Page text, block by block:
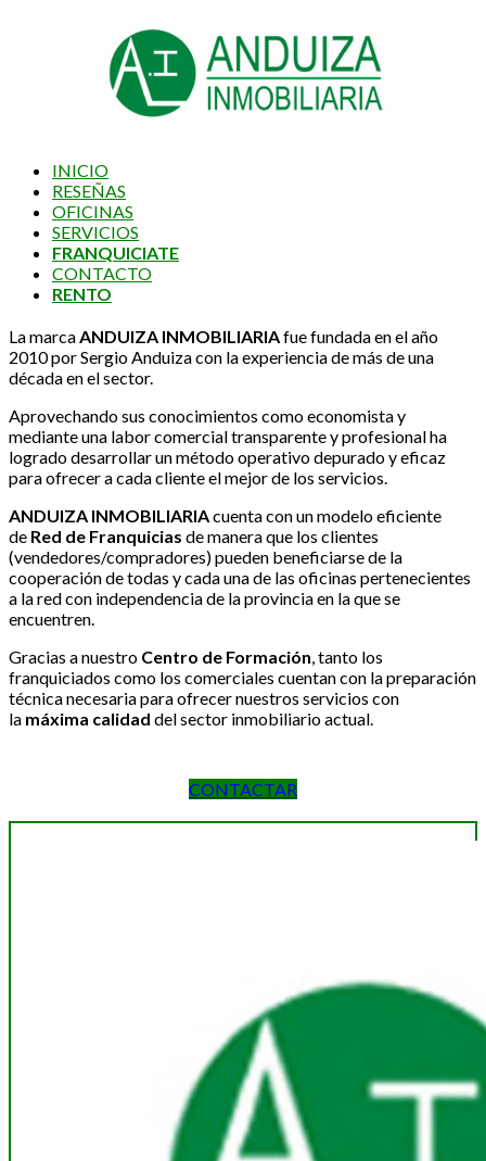
INICIO
RESEÑAS
OFICINAS
SERVICIOS
FRANQUICIATE
CONTACTO
RENTO
La marcaANDUIZA INMOBILIARIAfue fundada en el año
2010 por Sergio Anduiza con la experiencia de más de una
década en el sector.
Aprovechando sus conocimientos como economista y
mediante una labor comercial transparente y profesional ha
logrado desarrollar un método operativo depurado y eficaz
para ofrecer a cada cliente el mejor de los servicios.
ANDUIZA INMOBILIARIAcuenta con un modelo eficiente
de Red de Franquicias de manera que los clientes
(vendedores/compradores) pueden beneficiarse de la
cooperación de todas y cada una de las oficinas pertenecientes
a la red con independencia de la provincia en la que se
encuentren.
Gracias a nuestro Centro de Formación, tanto los
franquiciados como los comerciales cuentan con la preparación
técnica necesaria para ofrecer nuestros servicios con
la máxima calidad del sector inmobiliario actual.
CONTACTAR